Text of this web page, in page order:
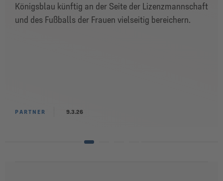
Königsblau künftig an der Seite der Lizenzmannschaft
und des Fußballs der Frauen vielseitig bereichern.
PARTNER 9.3.26